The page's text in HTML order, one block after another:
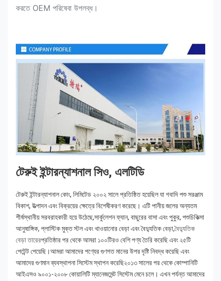
করতে OEM পরিষেবা উপলব্ধ।
টেরুই ইন্টারন্যাশনাল সিও, এলটিডি
টেরুই ইন্টারন্যাশনাল কোং, লিমিটেড ২০০২ সালে প্রতিষ্ঠিত হয়েছিল যা গবাদি পশু সরঞ্জাম
বিকাশ, উত্পাদন এবং বিক্রয়ের ক্ষেত্রে বিশেষীকরণ করেছে। এটি পানীয় জলের অন্যতম
শীর্ষস্থানীয় সরবরাহকারী হয়ে উঠেছে,সার্কুলেশন ফ্যান, বাছুরের বাসা এবং পুকুর, পশুচিকিত্সা
আনুষাঙ্গিক, প্লাস্টিক মুক্ত স্টল এবং খাওয়ানোর বেড়া এবং বৈদ্যুতিক বেড়া,বৈদ্যুতিক
বেড়া তারেরপ্রতিষ্ঠার পর থেকে আমরা ১০০টিরও বেশি পণ্য তৈরি করেছি এবং ২৫টি
পেটেন্ট পেয়েছি।আমরা আমাদের পণ্যের গুণগত মানের উপর দৃষ্টি নিবদ্ধ করেছি এবং
আমাদের গুণমান ব্যবস্থাপনা সিস্টেম স্থাপন করেছি২০১৩ সালের পর থেকে কোম্পানিটি
আইএসও ৯০০১-২০০৮ কোয়ালিটি ম্যানেজমেন্ট সিস্টেম মেনে চলে। এখন পর্যন্ত আমাদের